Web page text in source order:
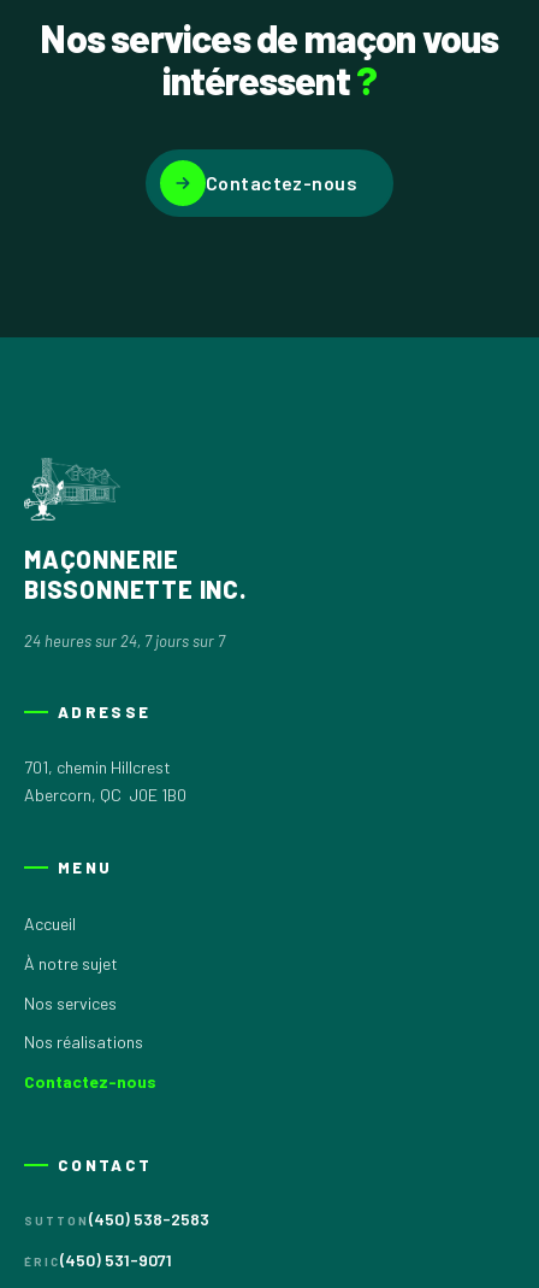
Nos services de maçon vous
intéressent?
Contactez-nous
MAÇONNERIE
BISSONNETTE INC.
24 heures sur 24, 7 jours sur 7
ADRESSE
701, chemin Hillcrest
Abercorn, QC J0E 1B0
MENU
Accueil
À notre sujet
Nos services
Nos réalisations
Contactez-nous
CONTACT
SUTTON (450) 538-2583
ÉRIC(450) 531-9071